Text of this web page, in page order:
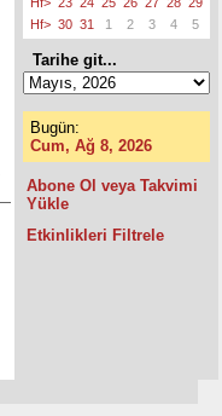
Hf> 30 31 1 2 3 4 5
Tarihe git...
Bugün:
Cum, Ağ 8, 2026
Abone Ol veya Takvimi
Yükle
Etkinlikleri Filtrele